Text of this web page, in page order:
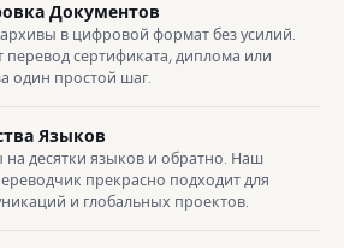
Документов
в цифровой формат без усилий.
сертификата, диплома или
один простой шаг.
Языков
десятки языков и обратно. Наш
прекрасно подходит для
и глобальных проектов.